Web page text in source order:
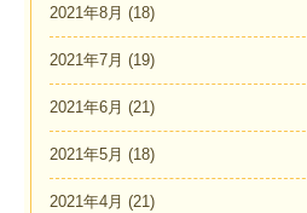
2021年8月 (18)
2021年7月 (19)
2021年6月 (21)
2021年5月 (18)
2021年4月 (21)